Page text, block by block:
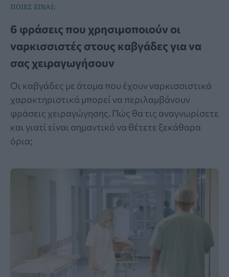
ΠΟΙΕΣ ΕΙΝΑΙ;
6 φράσεις που χρησιμοποιούν οι
ναρκισσιστές στους καβγάδες για να
σας χειραγωγήσουν
Οι καβγάδες με άτομα που έχουν ναρκισσιστικά
χαρακτηριστικά μπορεί να περιλαμβάνουν
φράσεις χειραγώγησης. Πώς θα τις αναγνωρίσετε
και γιατί είναι σημαντικό να θέτετε ξεκάθαρα
όρια;